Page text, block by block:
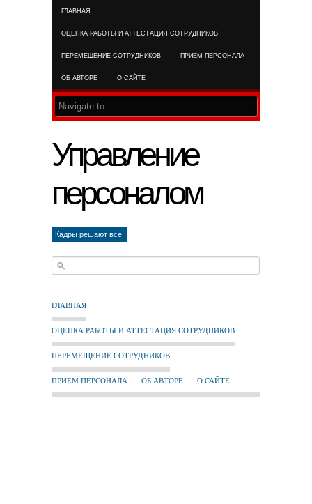
ГЛАВНАЯ
ОЦЕНКА РАБОТЫ И АТТЕСТАЦИЯ СОТРУДНИКОВ
ПЕРЕМЕЩЕНИЕ СОТРУДНИКОВ ПРИЕМ ПЕРСОНАЛА
ОБ АВТОРЕ О САЙТЕ
Управление
персоналом
Кадры решают все!
ГЛАВНАЯ
ОЦЕНКА РАБОТЫ И АТТЕСТАЦИЯ СОТРУДНИКОВ
ПЕРЕМЕЩЕНИЕ СОТРУДНИКОВ
ПРИЕМ ПЕРСОНАЛА ОБ АВТОРЕ О САЙТЕ